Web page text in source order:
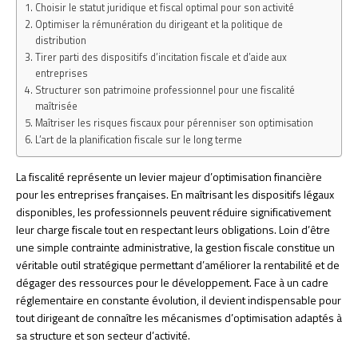
Choisir le statut juridique et fiscal optimal pour son activité
Optimiser la rémunération du dirigeant et la politique de
distribution
Tirer parti des dispositifs d’incitation fiscale et d’aide aux
entreprises
Structurer son patrimoine professionnel pour une fiscalité
maîtrisée
Maîtriser les risques fiscaux pour pérenniser son optimisation
L’art de la planification fiscale sur le long terme
La fiscalité représente un levier majeur d’optimisation financière
pour les entreprises françaises. En maîtrisant les dispositifs légaux
disponibles, les professionnels peuvent réduire significativement
leur charge fiscale tout en respectant leurs obligations. Loin d’être
une simple contrainte administrative, la gestion fiscale constitue un
véritable outil stratégique permettant d’améliorer la rentabilité et de
dégager des ressources pour le développement. Face à un cadre
réglementaire en constante évolution, il devient indispensable pour
tout dirigeant de connaître les mécanismes d’optimisation adaptés à
sa structure et son secteur d’activité.